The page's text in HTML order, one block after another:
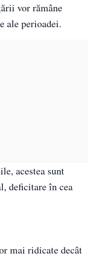
vor rămâne
ale perioadei.
acestea sunt
deficitare în cea
mai ridicate decât